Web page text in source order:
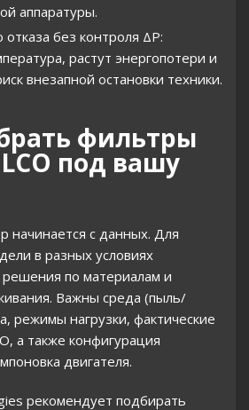
аппаратуры.
отказа без контроля ΔP:
растут энергопотери и
внезапной остановки техники.
фильтры
под вашу
начинается с данных. Для
в разных условиях
по материалам и
Важны среда (пыль/
режимы нагрузки, фактические
а также конфигурация
двигателя.
рекомендует подбирать